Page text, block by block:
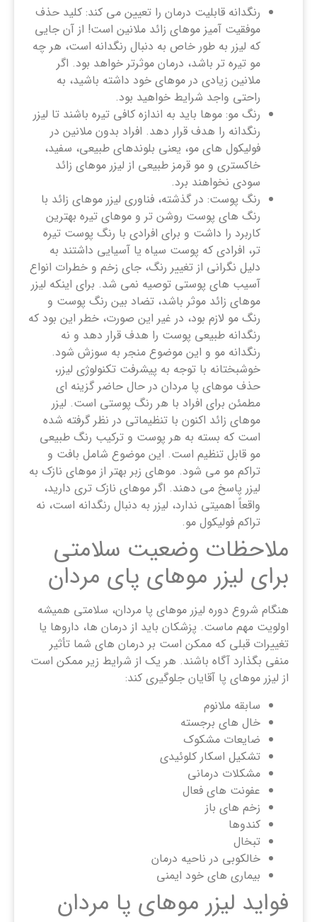
رنگدانه قابلیت درمان را تعیین می کند: کلید حذف
موفقیت آمیز موهای زائد ملانین است! از آن جایی
که لیزر به طور خاص به دنبال رنگدانه است، هر چه
مو تیره تر باشد، درمان موثرتر خواهد بود. اگر
ملانین زیادی در موهای خود داشته باشید، به
راحتی واجد شرایط خواهید بود.
رنگ مو: موها باید به اندازه کافی تیره باشند تا لیزر
رنگدانه را هدف قرار دهد. افراد بدون ملانین در
فولیکول های مو، یعنی بلوندهای طبیعی، سفید،
خاکستری و مو قرمز طبیعی از لیزر موهای زائد
سودی نخواهند برد.
رنگ پوست: در گذشته، فناوری لیزر موهای زائد با
رنگ ‌های پوست روشن ‌تر و موهای تیره بهترین
کاربرد را داشت و برای افرادی با رنگ پوست تیره
‌تر، افرادی که پوست سیاه‌ یا آسیایی داشتند به
دلیل نگرانی از تغییر رنگ، جای زخم و خطرات انواع
آسیب ‌های پوستی توصیه نمی‌ شد. برای اینکه لیزر
موهای زائد موثر باشد، تضاد بین رنگ پوست و
رنگ مو لازم بود، در غیر این صورت، خطر این بود که
رنگدانه طبیعی پوست را هدف قرار دهد و نه
رنگدانه مو و این موضوع منجر به سوزش شود.
خوشبختانه با توجه به پیشرفت تکنولوژی لیزر،
حذف موهای پا مردان در حال حاضر گزینه ای
مطمئن برای افراد با هر رنگ پوستی است. لیزر
موهای زائد اکنون با تنظیماتی در نظر گرفته شده
است که بسته به هر پوست و ترکیب رنگ طبیعی
مو قابل تنظیم است. این موضوع شامل بافت و
تراکم مو می شود. موهای زبر بهتر از موهای نازک به
لیزر پاسخ می دهند. اگر موهای نازک ‌تری دارید،
واقعاً اهمیتی ندارد، لیزر به دنبال رنگدانه است، نه
تراکم فولیکول مو.
ملاحظات وضعیت سلامتی
برای لیزر موهای پای مردان
هنگام شروع دوره لیزر موهای پا مردان، سلامتی همیشه
اولویت مهم ماست. پزشکان باید از درمان ‌ها، داروها یا
تغییرات قبلی که ممکن است بر درمان ‌های شما تأثیر
منفی بگذارد آگاه باشند. هر یک از شرایط زیر ممکن است
از لیزر موهای پا آقایان جلوگیری کند:
سابقه ملانوم
خال های برجسته
ضایعات مشکوک
تشکیل اسکار کلوئیدی
مشکلات درمانی
عفونت های فعال
زخم های باز
کندوها
تبخال
خالکوبی در ناحیه درمان
بیماری های خود ایمنی
فواید لیزر موهای پا مردان